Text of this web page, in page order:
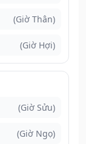
(Giờ Thân)
(Giờ Hợi)
(Giờ Sửu)
(Giờ Ngọ)